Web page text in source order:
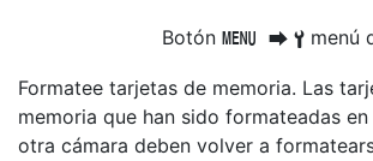
Botón G U B menú
Formatee tarjetas de memoria. Las
memoria que han sido formateadas
otra cámara deben volver a